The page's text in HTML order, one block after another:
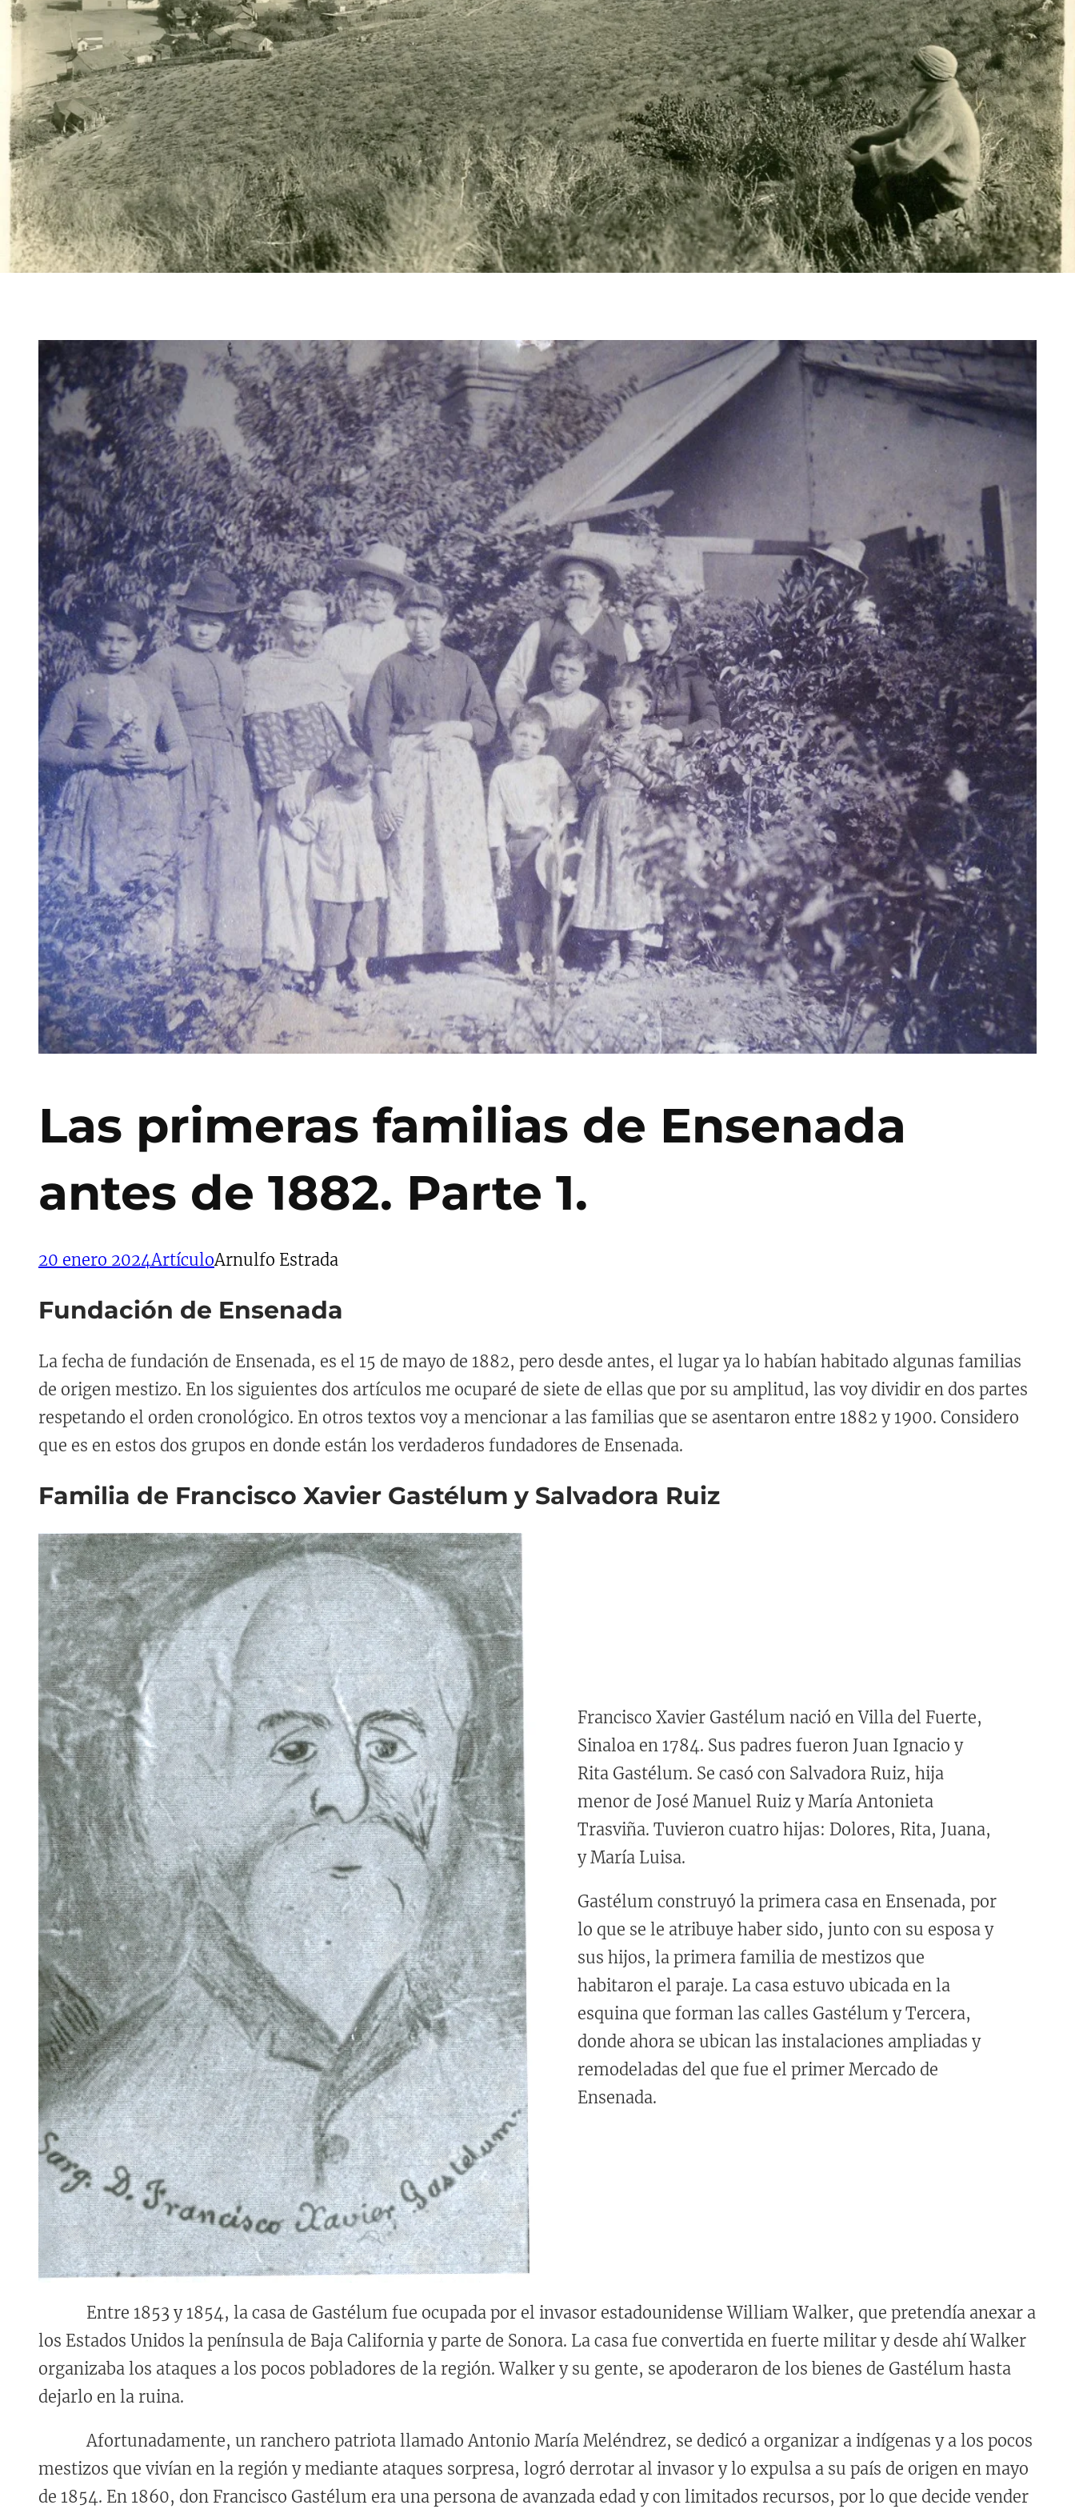
Las primeras familias de Ensenada
antes de 1882. Parte 1.
20 enero 2024ArtículoArnulfo Estrada
Fundación de Ensenada
La fecha de fundación de Ensenada, es el 15 de mayo de 1882, pero desde antes, el lugar ya lo habían habitado algunas familias
de origen mestizo. En los siguientes dos artículos me ocuparé de siete de ellas que por su amplitud, las voy dividir en dos partes
respetando el orden cronológico. En otros textos voy a mencionar a las familias que se asentaron entre 1882 y 1900. Considero
que es en estos dos grupos en donde están los verdaderos fundadores de Ensenada.
Familia de Francisco Xavier Gastélum y Salvadora Ruiz
Francisco Xavier Gastélum nació en Villa del Fuerte,
Sinaloa en 1784. Sus padres fueron Juan Ignacio y
Rita Gastélum. Se casó con Salvadora Ruiz, hija
menor de José Manuel Ruiz y María Antonieta
Trasviña. Tuvieron cuatro hijas: Dolores, Rita, Juana,
y María Luisa.
Gastélum construyó la primera casa en Ensenada, por
lo que se le atribuye haber sido, junto con su esposa y
sus hijos, la primera familia de mestizos que
habitaron el paraje. La casa estuvo ubicada en la
esquina que forman las calles Gastélum y Tercera,
donde ahora se ubican las instalaciones ampliadas y
remodeladas del que fue el primer Mercado de
Ensenada.
Entre 1853 y 1854, la casa de Gastélum fue ocupada por el invasor estadounidense William Walker, que pretendía anexar a
los Estados Unidos la península de Baja California y parte de Sonora. La casa fue convertida en fuerte militar y desde ahí Walker
organizaba los ataques a los pocos pobladores de la región. Walker y su gente, se apoderaron de los bienes de Gastélum hasta
dejarlo en la ruina.
Afortunadamente, un ranchero patriota llamado Antonio María Meléndrez, se dedicó a organizar a indígenas y a los pocos
mestizos que vivían en la región y mediante ataques sorpresa, logró derrotar al invasor y lo expulsa a su país de origen en mayo
de 1854. En 1860, don Francisco Gastélum era una persona de avanzada edad y con limitados recursos, por lo que decide vender